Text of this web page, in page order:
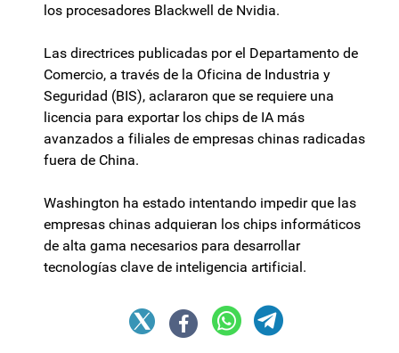
los procesadores Blackwell de Nvidia.
Las directrices publicadas por el Departamento de
Comercio, a través de la Oficina de Industria y
Seguridad (BIS), aclararon que se requiere una
licencia para exportar los chips de IA más
avanzados a filiales de empresas chinas radicadas
fuera de China.
Washington ha estado intentando impedir que las
empresas chinas adquieran los chips informáticos
de alta gama necesarios para desarrollar
tecnologías clave de inteligencia artificial.